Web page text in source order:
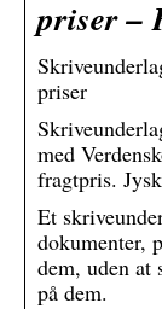
priser –
priser
med
fragtpris.
Et
dokumenter,
dem, uden at
på dem.